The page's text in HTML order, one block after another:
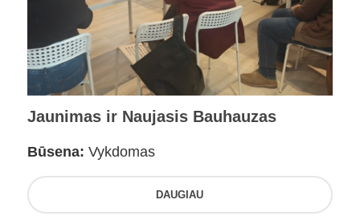
Jaunimas ir Naujasis Bauhauzas
Būsena: Vykdomas
DAUGIAU